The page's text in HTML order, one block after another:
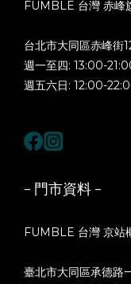
FUMBLE 台灣 赤峰
台北市大同區赤峰街
週一至四: 13:00-
週五六日: 12:00-
- 門市資料 -
FUMBLE 台灣 京站
臺北市大同區承德路